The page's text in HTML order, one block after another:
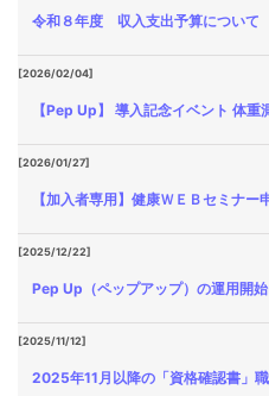
令和８年度 収入支出予算について
[2026/02/04]
【Pep Up】 導入記念イベント 体重
[2026/01/27]
【加入者専用】健康ＷＥＢセミナー
[2025/12/22]
Pep Up（ペップアップ）の運用開
[2025/11/12]
2025年11月以降の「資格確認書」